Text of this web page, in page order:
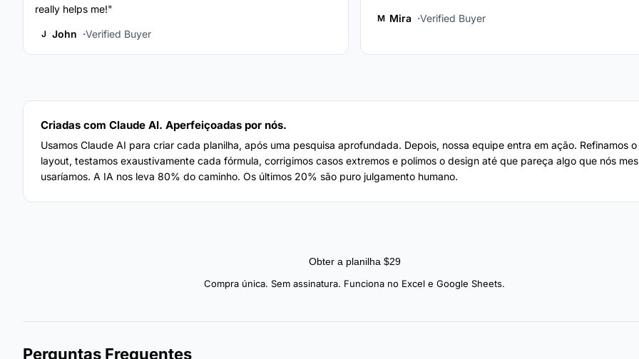
really helps me!"
J John Verified Buyer
M Mira Verified Buyer
Criadas com Claude AI. Aperfeiçoadas por nós.
Usamos Claude AI para criar cada planilha, após uma pesquisa aprofundada. Depois, nossa equipe entra em ação. Refinamos o
layout, testamos exaustivamente cada fórmula, corrigimos casos extremos e polimos o design até que pareça algo que nós
usaríamos. A IA nos leva 80% do caminho. Os últimos 20% são puro julgamento humano.
Obter a planilha $29
Compra única. Sem assinatura. Funciona no Excel e Google Sheets.
Perguntas Frequentes